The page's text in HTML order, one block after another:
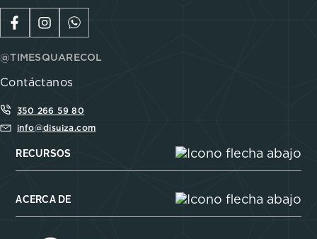
@TIMESQUARECOL
Contáctanos
350 266 59 80
info@disuiza.com
RECURSOS
ACERCA DE